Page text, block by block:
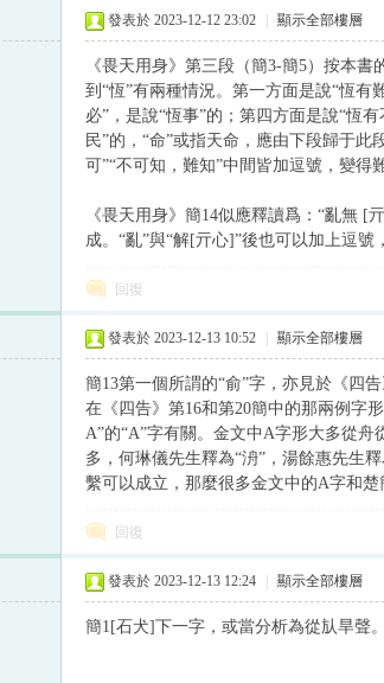
發表於 2023-12-12 23:02 顯示全部樓層
《畏天用身》第三段（簡3-簡5）按本
到“恆”有兩種情況。第一方面是說“恆有
必”，是說“恆事”的；第四方面是說“恆
民”的，“命”或指天命，應由下段歸于此
可”“不可知，難知”中間皆加逗號，變得
《畏天用身》簡14似應釋讀爲：“亂無
成。“亂”與“解[亓心]”後也可以加上逗號
回復
發表於 2023-12-13 10:52 顯示全部樓層
簡13第一個所謂的“俞”字，亦見於《四
在《四告》第16和第20簡中的那兩例字
A”的“A”字有關。金文中A字形大多從
多，何琳儀先生釋為“洀”，湯餘惠先生
繫可以成立，那麼很多金文中的A字和楚
回復
發表於 2023-12-13 12:24 顯示全部樓層
簡1[石犬]下一字，或當分析為從㫃旱聲。